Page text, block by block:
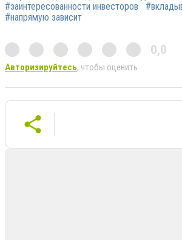
#заинтересованности инвесторов
#напрямую зависит
0,0
Авторизируйтесь, чтобы оценить